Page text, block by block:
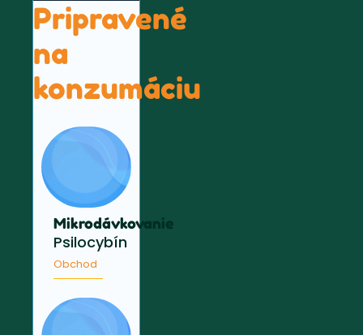
Pripravené
na
konzumáciu
Mikrodávkovanie
Psilocybín
Obchod